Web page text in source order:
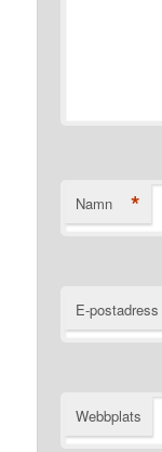
Namn *
E-postadress
Webbplats